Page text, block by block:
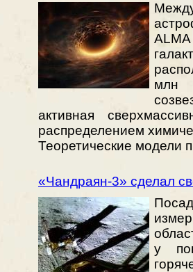
млн
активная
распределением
Теоретические модели
«Чандраян-3» сделал
у